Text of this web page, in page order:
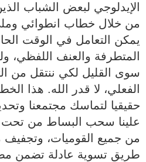
الإيدلوجي لبعض الشباب
من خلال خطاب انطوائي
يمكن التعامل في الوقت
المتطرفة والعنف اللفظي،
سوى القليل لكي ننتقل من
الفعلي، لا قدر الله. هذا
حقيقيا لتماسك مجتمعنا
علينا سحب البساط من تحت
من جميع القوميات، وتجفيف
طريق تسوية عادلة تضمن